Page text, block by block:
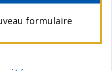
formulaire